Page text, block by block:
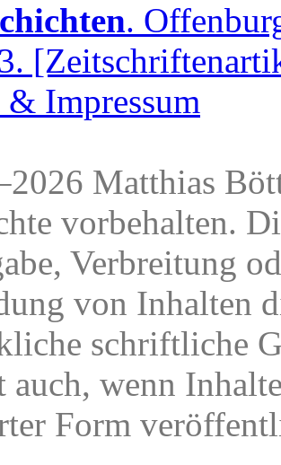
.
Impressum
Matthias
vorbehalten.
Verbreitung
von Inhalten
schriftliche
auch, wenn
Form